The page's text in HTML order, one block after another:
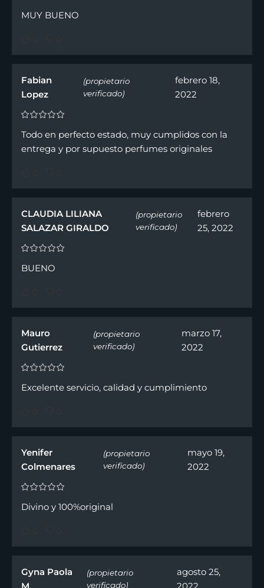
MUY BUENO
Fabian
Lopez
(propietario
verificado)
febrero 18,
2022
Todo en perfecto estado, muy cumplidos con la
entrega y por supuesto perfumes originales
CLAUDIA LILIANA
SALAZAR GIRALDO
(propietario
verificado)
febrero
25, 2022
BUENO
Mauro
Gutierrez
(propietario
verificado)
marzo 17,
2022
Excelente servicio, calidad y cumplimiento
Yenifer
Colmenares
(propietario
verificado)
mayo 19,
2022
Divino y 100%original
Gyna Paola
(propietario
verificado)
agosto 25,